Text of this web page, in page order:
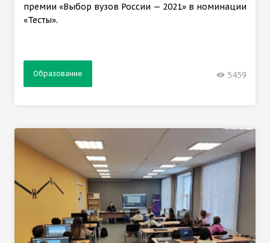
премии «Выбор вузов России — 2021» в номинации
«Тесты».
Образование 5459